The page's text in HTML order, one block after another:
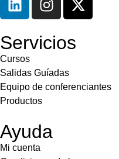
Servicios
Cursos
Salidas Guíadas
Equipo de conferenciantes
Productos
Ayuda
Mi cuenta